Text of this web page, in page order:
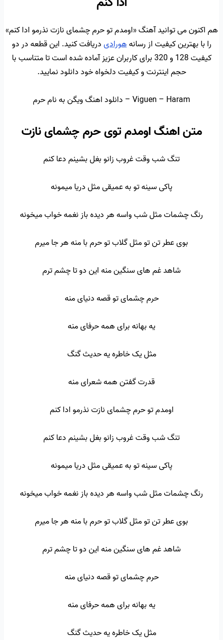
هم اکنون می توانید آهنگ «اومدم تو حرم چشمای نازت نذرمو ادا کنم»
را با بهترین کیفیت از رسانههورادیدریافت کنید. این قطعه در دو
کیفیت 128 و 320 برای کاربران عزیز آماده شده است تا متناسب با
حجم اینترنت و کیفیت دلخواه خود دانلود نمایید.
Viguen – Haram – دانلود اهنگ ویگن به نام حرم
متن اهنگ اومدم توی حرم چشمای نازت
تنگ شب وقت غروب زانو بغل بشینم دعا کنم
پاکی سینه تو به عمیقی مثل دریا میمونه
رنگ چشمات مثل شب واسه هر دیده باز نغمه خواب میخونه
بوی عطر تن تو مثل گلاب تو حرم با منه هر جا میرم
شاهد غم های سنگین منه این دو تا چشم ترم
حرم چشمای تو قصه دنیای منه
یه بهانه برای همه حرفای منه
مثل یک خاطره یه حدیث گنگ
قدرت گفتن همه شعرای منه
اومدم تو حرم چشمای نازت نذرمو ادا کنم
تنگ شب وقت غروب زانو بغل بشینم دعا کنم
پاکی سینه تو به عمیقی مثل دریا میمونه
رنگ چشمات مثل شب واسه هر دیده باز نغمه خواب میخونه
بوی عطر تن تو مثل گلاب تو حرم با منه هر جا میرم
شاهد غم های سنگین منه این دو تا چشم ترم
حرم چشمای تو قصه دنیای منه
یه بهانه برای همه حرفای منه
مثل یک خاطره یه حدیث گنگ